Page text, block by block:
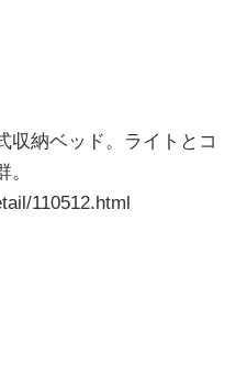
収納ベッド。ライトとコ
110512.html